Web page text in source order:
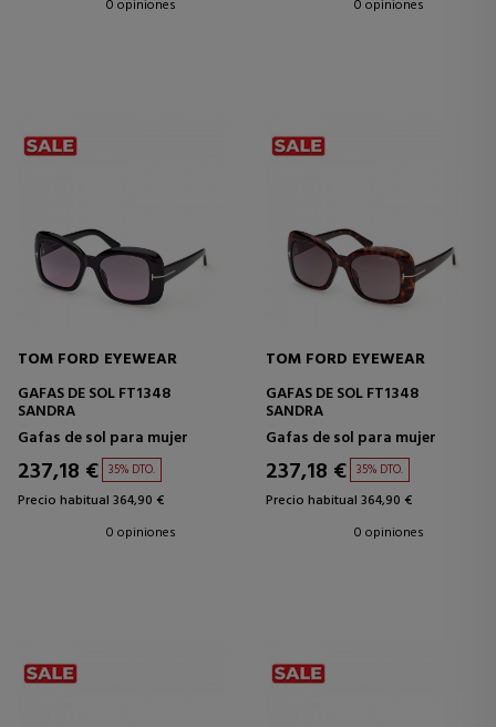
0 opiniones
0 opiniones
TOM FORD EYEWEAR
GAFAS DE SOL FT1348
SANDRA
Gafas de sol para mujer
237,18 € 35% DTO.
Precio habitual 364,90 €
0 opiniones
TOM FORD EYEWEAR
GAFAS DE SOL FT1348
SANDRA
Gafas de sol para mujer
237,18 € 35% DTO.
Precio habitual 364,90 €
0 opiniones